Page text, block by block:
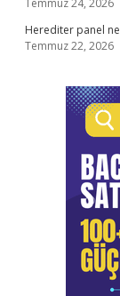
Temmuz 24, 2026
Herediter panel
Temmuz 22, 2026